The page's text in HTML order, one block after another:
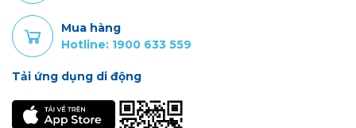
Mua hàng
Hotline: 1900 633 559
Tải ứng dụng di động